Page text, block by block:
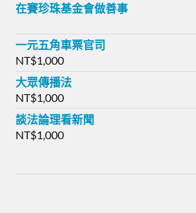
在賽珍珠基金會做善事
一元五角車票官司
NT$1,000
大眾傳播法
NT$1,000
談法論理看新聞
NT$1,000